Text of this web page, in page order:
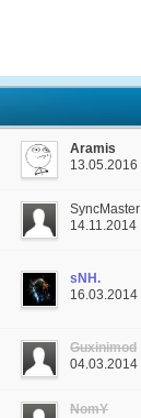
Aramis
13.05.2016
14.11.2014
sNH.
16.03.2014
Guxinimod
04.03.2014
NomY